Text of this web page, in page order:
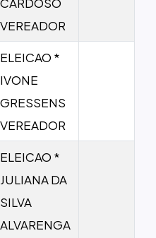
VEREADOR
ELEICAO *
IVONE
GRESSENS
VEREADOR
ELEICAO *
JULIANA DA
SILVA
ALVARENGA